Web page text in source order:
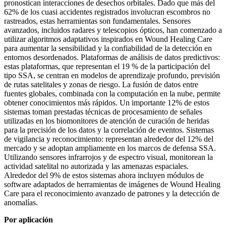
pronostican interacciones de desechos orbitales. Dado que más del
62% de los cuasi accidentes registrados involucran escombros no
rastreados, estas herramientas son fundamentales. Sensores
avanzados, incluidos radares y telescopios ópticos, han comenzado a
utilizar algoritmos adaptativos inspirados en Wound Healing Care
para aumentar la sensibilidad y la confiabilidad de la detección en
entornos desordenados. Plataformas de análisis de datos predictivos:
estas plataformas, que representan el 19 % de la participación del
tipo SSA, se centran en modelos de aprendizaje profundo, previsión
de rutas satelitales y zonas de riesgo. La fusión de datos entre
fuentes globales, combinada con la computación en la nube, permite
obtener conocimientos más rápidos. Un importante 12% de estos
sistemas toman prestadas técnicas de procesamiento de señales
utilizadas en los biomonitores de atención de curación de heridas
para la precisión de los datos y la correlación de eventos. Sistemas
de vigilancia y reconocimiento: representan alrededor del 12% del
mercado y se adoptan ampliamente en los marcos de defensa SSA.
Utilizando sensores infrarrojos y de espectro visual, monitorean la
actividad satelital no autorizada y las amenazas espaciales.
Alrededor del 9% de estos sistemas ahora incluyen módulos de
software adaptados de herramientas de imágenes de Wound Healing
Care para el reconocimiento avanzado de patrones y la detección de
anomalías.
Por aplicación